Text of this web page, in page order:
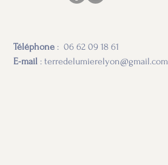
Téléphone : 06 62 09 18 61
E-mail : terredelumierelyon@gmail.com